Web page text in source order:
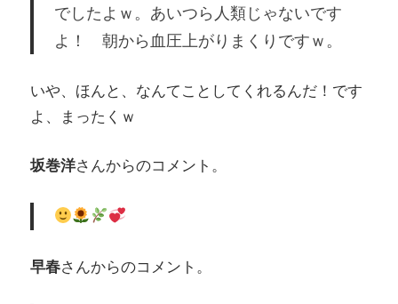
でしたよｗ。あいつら人類じゃないです
よ！ 朝から血圧上がりまくりですｗ。
いや、ほんと、なんてことしてくれるんだ！です
よ、まったくｗ
坂巻洋さんからのコメント。
早春さんからのコメント。